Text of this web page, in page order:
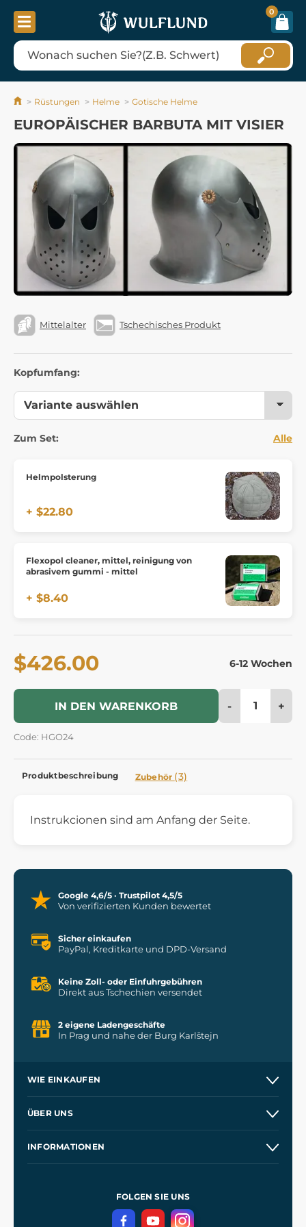
0
Rüstungen Helme Gotische Helme
EUROPÄISCHER BARBUTA MIT VISIER
Mittelalter Tschechisches Produkt
Kopfumfang:
Zum Set: Alle
Helmpolsterung
+ $22.80
Flexopol cleaner, mittel, reinigung von
abrasivem gummi - mittel
+ $8.40
$426.00 6-12 Wochen
IN DEN WARENKORB - +
Code: HGO24
Produktbeschreibung Zubehör (3)
Instrukcionen sind am Anfang der Seite.
Google 4,6/5 · Trustpilot 4,5/5
Von verifizierten Kunden bewertet
Sicher einkaufen
PayPal, Kreditkarte und DPD-Versand
Keine Zoll- oder Einfuhrgebühren
Direkt aus Tschechien versendet
2 eigene Ladengeschäfte
In Prag und nahe der Burg Karlštejn
WIE EINKAUFEN
Kontakt
ÜBER UNS
INFORMATIONEN
DatenschutzerklärungFOLGEN SIE UNS